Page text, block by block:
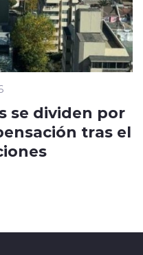
se dividen por
tras el